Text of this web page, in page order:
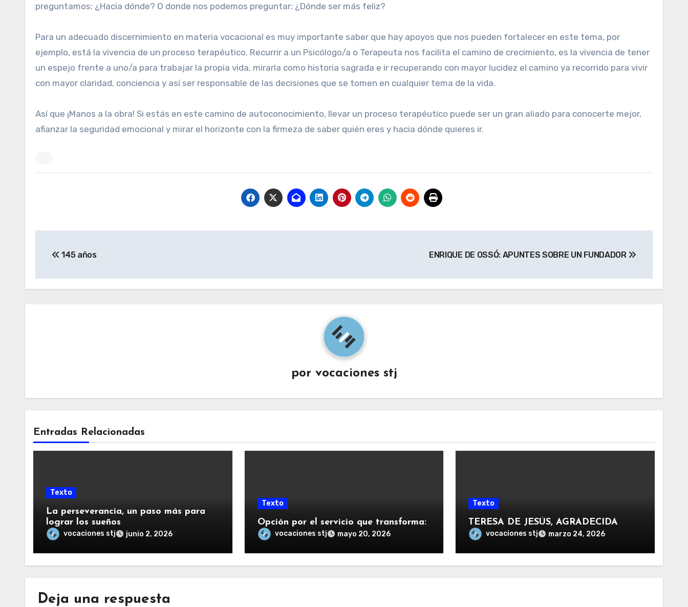
preguntamos: ¿Hacia dónde? O donde nos podemos preguntar: ¿Dónde ser más feliz?
Para un adecuado discernimiento en materia vocacional es muy importante saber que hay apoyos que nos pueden fortalecer en este tema, por
ejemplo, está la vivencia de un proceso terapéutico. Recurrir a un Psicólogo/a o Terapeuta nos facilita el camino de crecimiento, es la vivencia de tener
un espejo frente a uno/a para trabajar la propia vida, mirarla como historia sagrada e ir recuperando con mayor lucidez el camino ya recorrido para vivir
con mayor claridad, conciencia y así ser responsable de las decisiones que se tomen en cualquier tema de la vida.
Así que ¡Manos a la obra! Si estás en este camino de autoconocimiento, llevar un proceso terapéutico puede ser un gran aliado para conocerte mejor,
afianzar la seguridad emocional y mirar el horizonte con la firmeza de saber quién eres y hacia dónde quieres ir.
de
entradas
145 años ENRIQUE DE OSSÓ: APUNTES SOBRE UN FUNDADOR
por vocaciones stj
Entradas Relacionadas
Texto
La perseverancia, un paso más para
lograr los sueños
vocaciones stj junio 2, 2026
Texto
Opción por el servicio que transforma:
vocaciones stj mayo 20, 2026
Texto
TERESA DE JESÚS, AGRADECIDA
vocaciones stj marzo 24, 2026
Deja una respuesta